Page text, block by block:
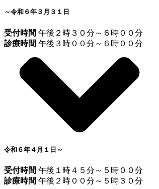
～令和６年３月３１日
受付時間 午後２時３０分～６時００分
診療時間 午後３時００分～６時００分
令和６年４月１日～
受付時間 午後１時４５分～５時００分
診療時間 午後２時００分～５時３０分